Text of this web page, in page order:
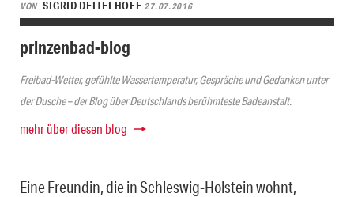
VON SIGRID DEITELHOFF27.07.2016
prinzenbad-blog
Freibad-Wetter, gefühlte Wassertemperatur, Gespräche und Gedanken unter
der Dusche – der Blog über Deutschlands berühmteste Badeanstalt.
mehr über diesen blog
Eine Freundin, die in Schleswig-Holstein wohnt,